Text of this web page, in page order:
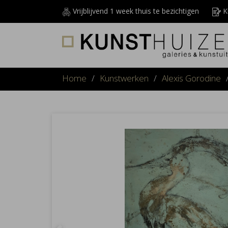
Vrijblijvend 1 week thuis te bezichtigen
Home / Kunstwerken / Alexis Gorodine